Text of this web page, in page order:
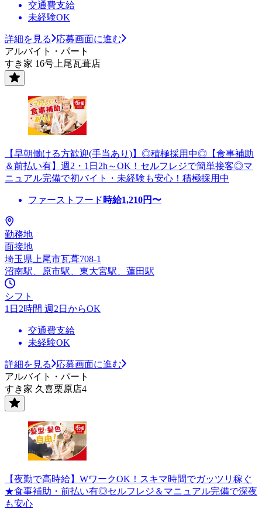
交通費支給
未経験OK
詳細を見る
応募画面に進む
アルバイト・パート
すき家 16号上尾瓦葺店
【早朝働ける方歓迎(手当あり)】◎積極採用中◎【食事補助
＆前払い有】週2・1日2h～OK！セルフレジで簡単接客◎マ
ニュアル完備で初バイト・未経験も安心！積極採用中
ファーストフード 時給1,210円〜
勤務地
面接地
埼玉県上尾市瓦葺708-1
沼南駅、原市駅、東大宮駅、蓮田駅
シフト
1日2時間 週2日からOK
交通費支給
未経験OK
詳細を見る
応募画面に進む
アルバイト・パート
すき家 久喜栗原店4
【夜勤で高時給】WワークOK！スキマ時間でガッツリ稼ぐ
★食事補助・前払い有◎セルフレジ＆マニュアル完備で深夜
も安心